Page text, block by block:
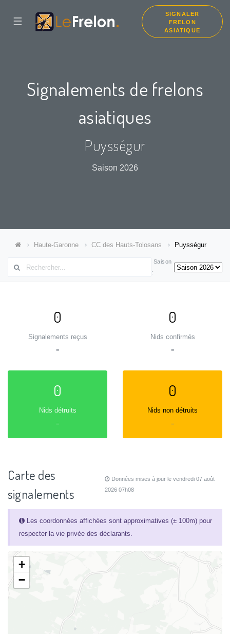
☰
SIGNALER
FRELON
ASIATIQUE
Signalements de frelons
asiatiques
Puysségur
Saison 2026
Haute-Garonne CC des Hauts-Tolosans Puysségur
Saison
:
0
Signalements reçus
=
0
Nids confirmés
=
0
Nids détruits
=
0
Nids non détruits
=
Carte des
signalements
Données mises à jour le vendredi 07 août
2026 07h08
Les coordonnées affichées sont approximatives (± 100m) pour
respecter la vie privée des déclarants.
+
−